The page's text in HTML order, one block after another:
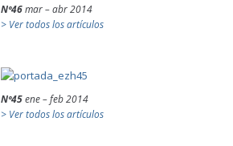
Nº46mar – abr 2014
> Ver todos los artículos
Nº45ene – feb 2014
> Ver todos los artículos